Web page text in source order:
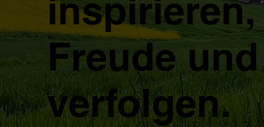
inspirieren,
Freude
verfolgen.